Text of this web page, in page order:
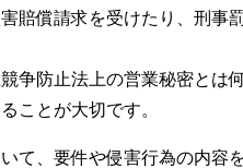
賠償請求を受けたり、刑事
争防止法上の営業秘密とは
ことが大切です。
て、要件や侵害行為の内容